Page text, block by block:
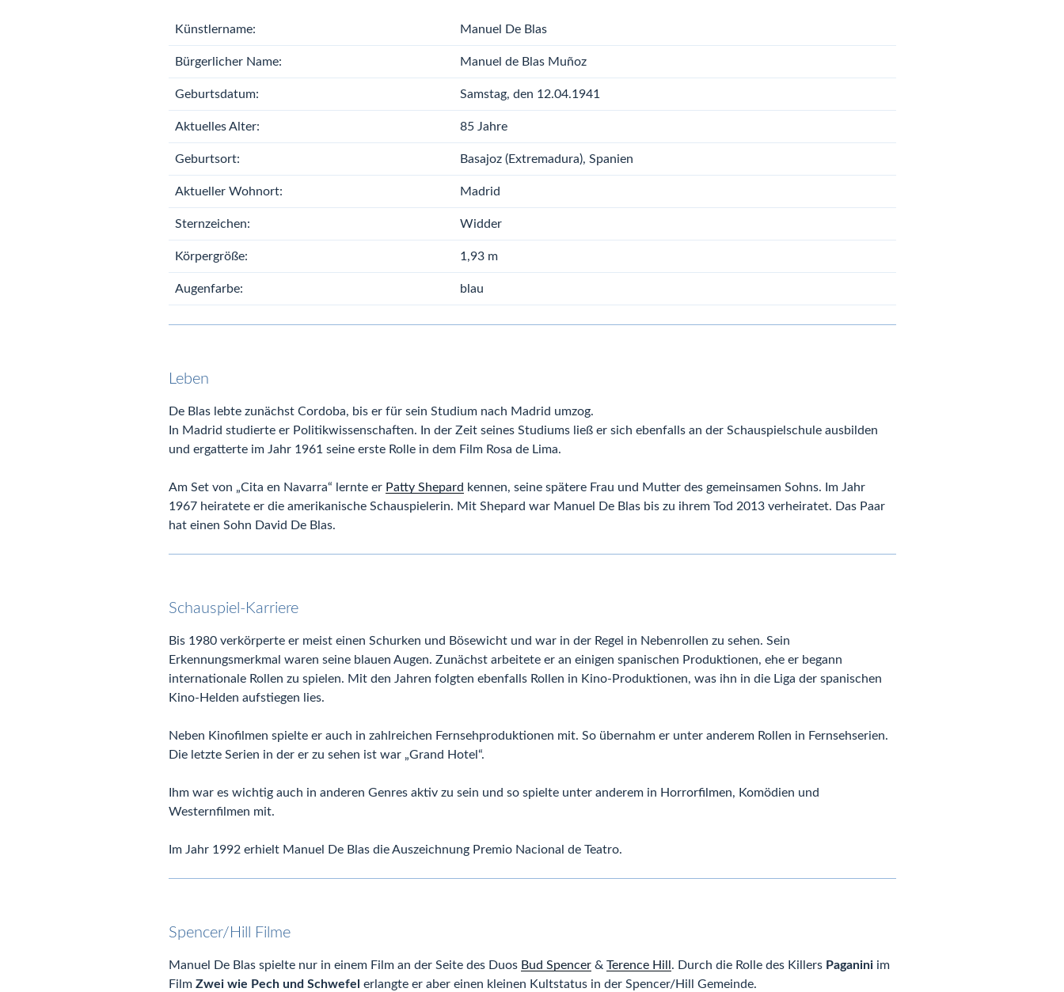
Künstlername: Manuel De Blas
Bürgerlicher Name: Manuel de Blas Muñoz
Geburtsdatum: Samstag, den 12.04.1941
Aktuelles Alter: 85 Jahre
Geburtsort: Basajoz (Extremadura), Spanien
Aktueller Wohnort: Madrid
Sternzeichen: Widder
Körpergröße: 1,93 m
Augenfarbe: blau
Leben
De Blas lebte zunächst Cordoba, bis er für sein Studium nach Madrid umzog.
In Madrid studierte er Politikwissenschaften. In der Zeit seines Studiums ließ er sich ebenfalls an der Schauspielschule ausbilden
und ergatterte im Jahr 1961 seine erste Rolle in dem Film Rosa de Lima.
Am Set von „Cita en Navarra“ lernte er Patty Shepard kennen, seine spätere Frau und Mutter des gemeinsamen Sohns. Im Jahr
1967 heiratete er die amerikanische Schauspielerin. Mit Shepard war Manuel De Blas bis zu ihrem Tod 2013 verheiratet. Das Paar
hat einen Sohn David De Blas.
Schauspiel-Karriere
Bis 1980 verkörperte er meist einen Schurken und Bösewicht und war in der Regel in Nebenrollen zu sehen. Sein
Erkennungsmerkmal waren seine blauen Augen. Zunächst arbeitete er an einigen spanischen Produktionen, ehe er begann
internationale Rollen zu spielen. Mit den Jahren folgten ebenfalls Rollen in Kino-Produktionen, was ihn in die Liga der spanischen
Kino-Helden aufstiegen lies.
Neben Kinofilmen spielte er auch in zahlreichen Fernsehproduktionen mit. So übernahm er unter anderem Rollen in Fernsehserien.
Die letzte Serien in der er zu sehen ist war „Grand Hotel“.
Ihm war es wichtig auch in anderen Genres aktiv zu sein und so spielte unter anderem in Horrorfilmen, Komödien und
Westernfilmen mit.
Im Jahr 1992 erhielt Manuel De Blas die Auszeichnung Premio Nacional de Teatro.
Spencer/Hill Filme
Manuel De Blas spielte nur in einem Film an der Seite des Duos Bud Spencer& Terence Hill . Durch die Rolle des Killers Paganiniim
Film Zwei wie Pech und Schwefel erlangte er aber einen kleinen Kultstatus in der Spencer/Hill Gemeinde.